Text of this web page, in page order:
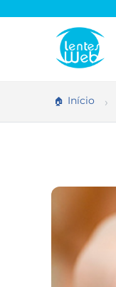
para
Início